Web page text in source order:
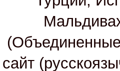
сайт